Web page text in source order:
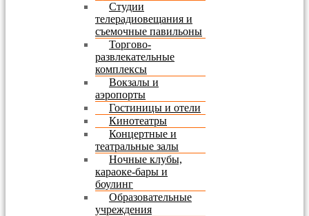
Студии
телерадиовещания и
съемочные павильоны
Торгово-
развлекательные
комплексы
Вокзалы и
аэропорты
Гостиницы и отели
Кинотеатры
Концертные и
театральные залы
Ночные клубы,
караоке-бары и
боулинг
Образовательные
учреждения